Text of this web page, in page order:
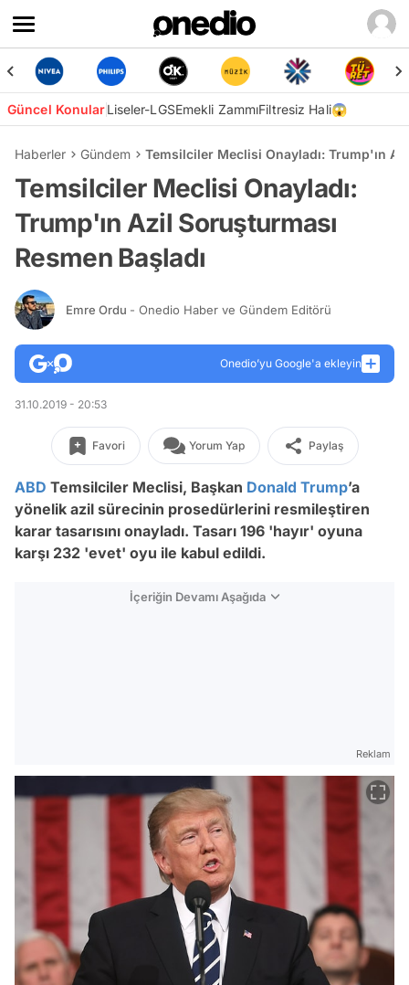
Güncel KonularLiseler-LGSEmekli ZammıFiltresiz Hali😱
Haberler Gündem Temsilciler Meclisi Onayladı: Trump'ın
Temsilciler Meclisi Onayladı:
Trump'ın Azil Soruşturması
Resmen Başladı
Emre Ordu - Onedio Haber ve Gündem Editörü
Onedio’yu Google'a ekleyin
31.10.2019 - 20:53
Favori Yorum Yap Paylaş
ABD Temsilciler Meclisi, Başkan Donald Trump’a
yönelik azil sürecinin prosedürlerini resmileştiren
karar tasarısını onayladı. Tasarı 196 'hayır' oyuna
karşı 232 'evet' oyu ile kabul edildi.
İçeriğin Devamı Aşağıda
Reklam